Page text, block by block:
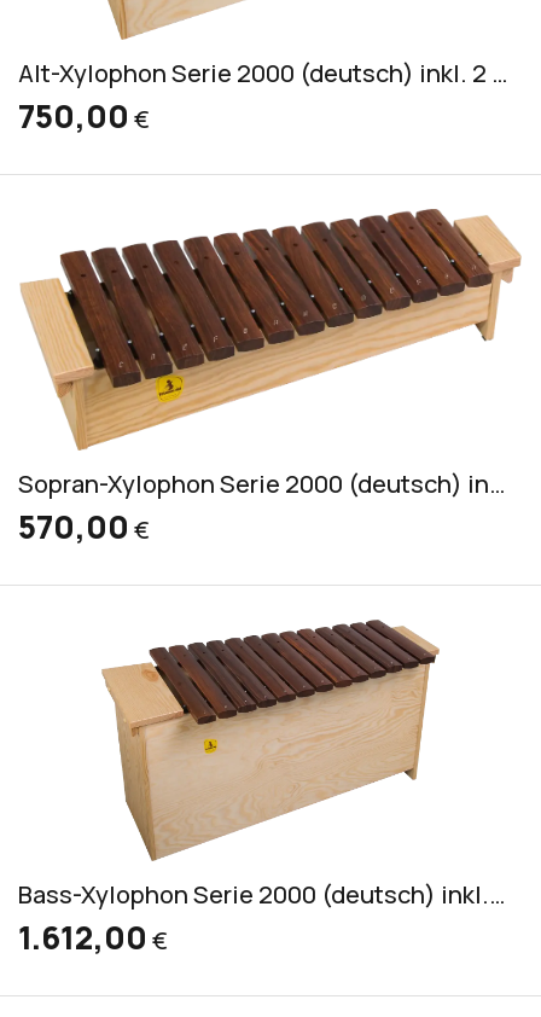
Alt-Xylophon Serie 2000 (deutsch) inkl. 2 Schlägel S 4
750,00 €
Sopran-Xylophon Serie 2000 (deutsch) inkl.2 Schlägel S 5
570,00 €
Bass-Xylophon Serie 2000 (deutsch) inkl. 2 Schlägel S 3
1.612,00 €